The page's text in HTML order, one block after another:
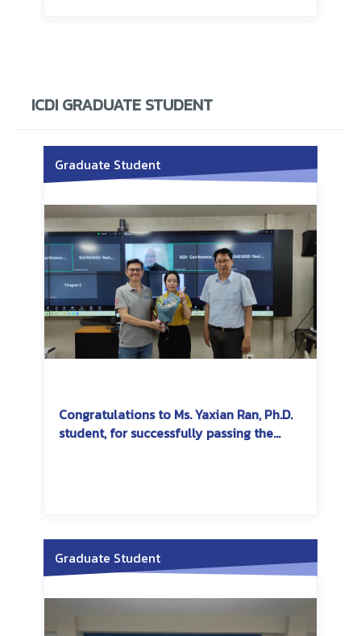
ICDI GRADUATE STUDENT
Graduate Student
Congratulations to Ms. Yaxian Ran, Ph.D.
student, for successfully passing the
Graduate Student